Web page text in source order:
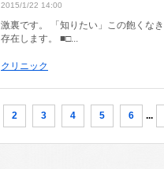
2015/1/22 14:00
激裏です。 「知りたい」この飽くな
存在します。 ■□...
クリニック
2 3 4 5 6 ...